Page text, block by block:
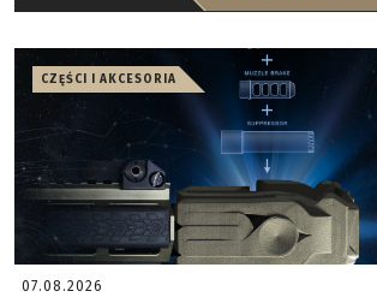
CZĘŚCI I AKCESORIA
07.08.2026